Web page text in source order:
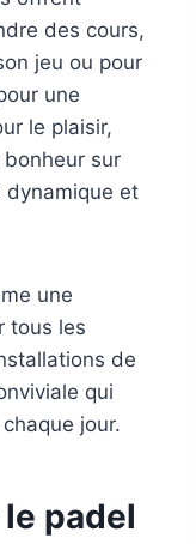
des cours,
jeu ou pour
une
le plaisir,
sur
dynamique et
une
tous les
de
qui
jour.
padel